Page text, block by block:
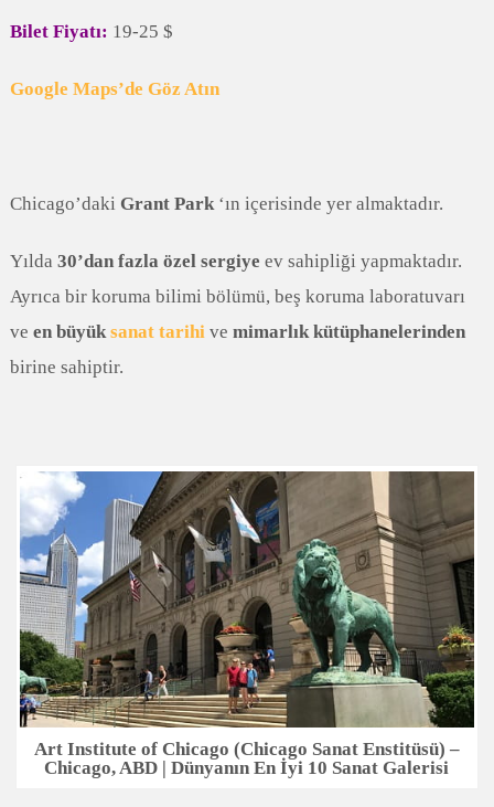
Bilet Fiyatı: 19-25 $
Google Maps’de Göz Atın
Chicago’daki Grant Park‘ın içerisinde yer almaktadır.
Yılda 30’dan fazla özel sergiye ev sahipliği yapmaktadır.
Ayrıca bir koruma bilimi bölümü, beş koruma laboratuvarı
ve en büyük sanat tarihi ve mimarlık kütüphanelerinden
birine sahiptir.
Art Institute of Chicago (Chicago Sanat Enstitüsü) –
Chicago, ABD | Dünyanın En İyi 10 Sanat Galerisi